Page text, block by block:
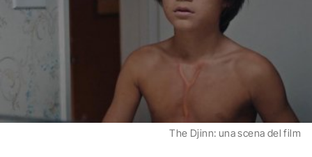
The Djinn: una scena del film